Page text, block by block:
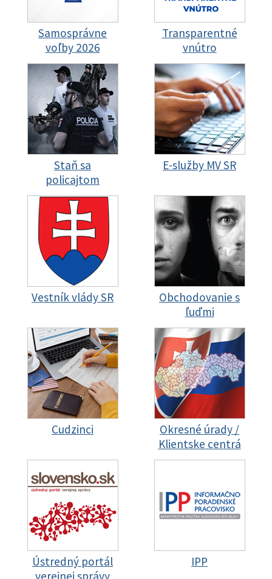
Samosprávne
voľby 2026
Transparentné
vnútro
Staň sa
policajtom
E-služby MV SR
Vestník vlády SR
Obchodovanie s
ľuďmi
Cudzinci
Okresné úrady /
Klientske centrá
Ústredný portál
IPP